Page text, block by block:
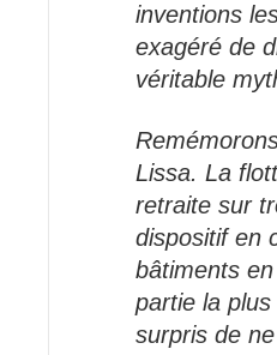
inventions
exagéré de
véritable
Lissa. La
retraite sur
dispositif en
bâtiments
partie la plus
surpris de